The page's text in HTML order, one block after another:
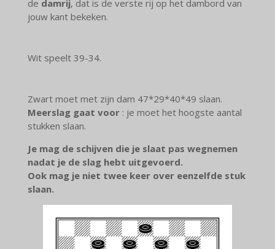
de damrij, dat is de verste rij op het dambord van
jouw kant bekeken.
Wit speelt 39-34.
Zwart moet met zijn dam 47*29*40*49 slaan.
Meerslag gaat voor: je moet het hoogste aantal
stukken slaan.
Je mag de schijven die je slaat pas wegnemen
nadat je de slag hebt uitgevoerd.
Ook mag je niet twee keer over eenzelfde stuk
slaan.